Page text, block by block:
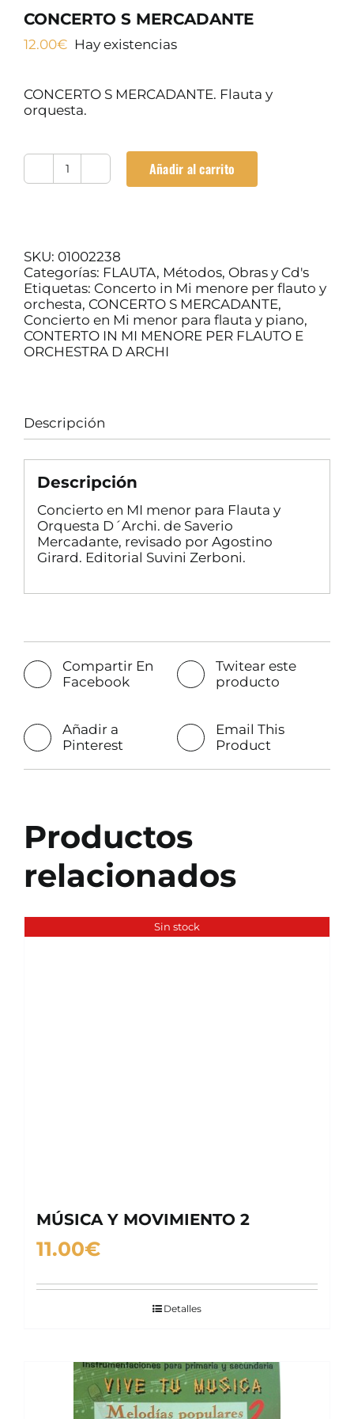
OCASIÓN
CONCERTO S MERCADANTE
12.00€ Hay existencias
CONCERTO S MERCADANTE. Flauta y
orquesta.
CONCERTO
Añadir al carrito
SKU: 01002238
Categorías: FLAUTA, Métodos, Obras y Cd's
Etiquetas: Concerto in Mi menore per flauto y
orchesta, CONCERTO S MERCADANTE,
Concierto en Mi menor para flauta y piano,
CONTERTO IN MI MENORE PER FLAUTO E
ORCHESTRA D ARCHI
Descripción
Descripción
Concierto en MI menor para Flauta y
Orquesta D´Archi. de Saverio
Mercadante, revisado por Agostino
Girard. Editorial Suvini Zerboni.
Compartir En
Facebook
Twitear este
producto
Añadir a
Pinterest
Email This
Product
Productos
relacionados
Sin stock
MÚSICA Y MOVIMIENTO 2
11.00€
Detalles